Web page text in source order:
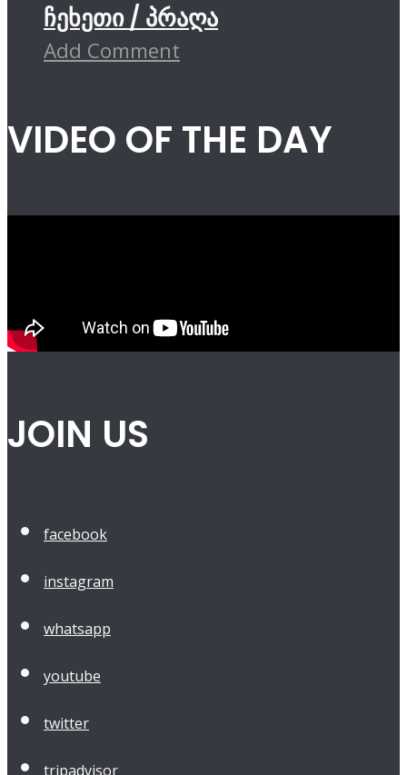
ჩეხეთი / პრაღა
Add Comment
VIDEO OF THE DAY
JOIN US
facebook
instagram
whatsapp
youtube
twitter
tripadvisor